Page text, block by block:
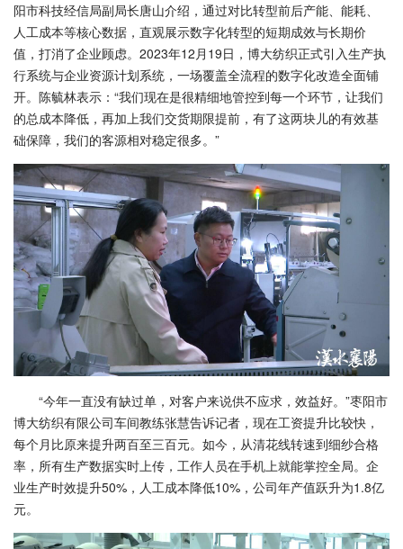
阳市科技经信局副局长唐山介绍，通过对比转型前后产能、能耗、
人工成本等核心数据，直观展示数字化转型的短期成效与长期价
值，打消了企业顾虑。2023年12月19日，博大纺织正式引入生产执
行系统与企业资源计划系统，一场覆盖全流程的数字化改造全面铺
开。陈毓林表示：“我们现在是很精细地管控到每一个环节，让我们
的总成本降低，再加上我们交货期限提前，有了这两块儿的有效基
础保障，我们的客源相对稳定很多。”
“今年一直没有缺过单，对客户来说供不应求，效益好。”枣阳市
博大纺织有限公司车间教练张慧告诉记者，现在工资提升比较快，
每个月比原来提升两百至三百元。如今，从清花线转速到细纱合格
率，所有生产数据实时上传，工作人员在手机上就能掌控全局。企
业生产时效提升50%，人工成本降低10%，公司年产值跃升为1.8亿
元。